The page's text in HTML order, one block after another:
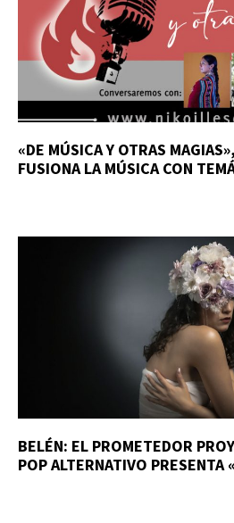
«DE MÚSICA Y OTRAS
FUSIONA LA MÚSICA CON
BELÉN: EL PROMETEDOR
POP ALTERNATIVO PRESENTA